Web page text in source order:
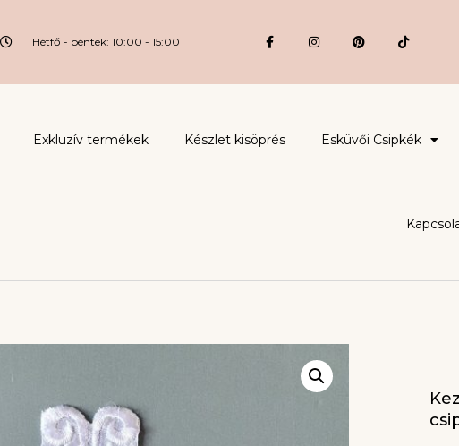
Hétfő - péntek: 10:00 - 15:00
Exkluzív termékek Készlet kisöprés Esküvői Csipkék